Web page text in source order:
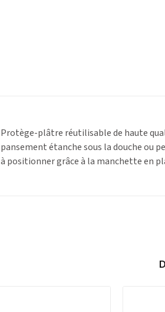
Protège-plâtre réutilisable de haute
pansement étanche sous la douche ou
à positionner grâce à la manchette en